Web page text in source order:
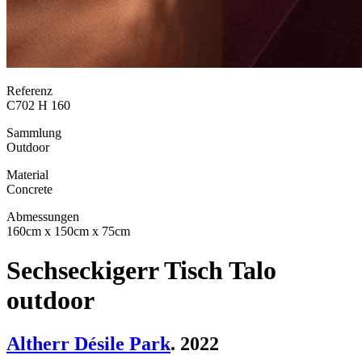
Referenz
C702 H 160
Sammlung
Outdoor
Material
Concrete
Abmessungen
160cm x 150cm x 75cm
Sechseckigerr Tisch Talo
outdoor
Altherr Désile Park. 2022